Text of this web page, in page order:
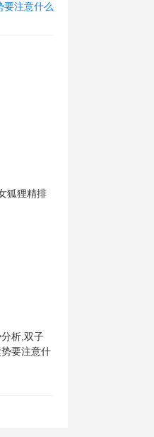
要注意什么
狐狸精排
析,双子
要注意什